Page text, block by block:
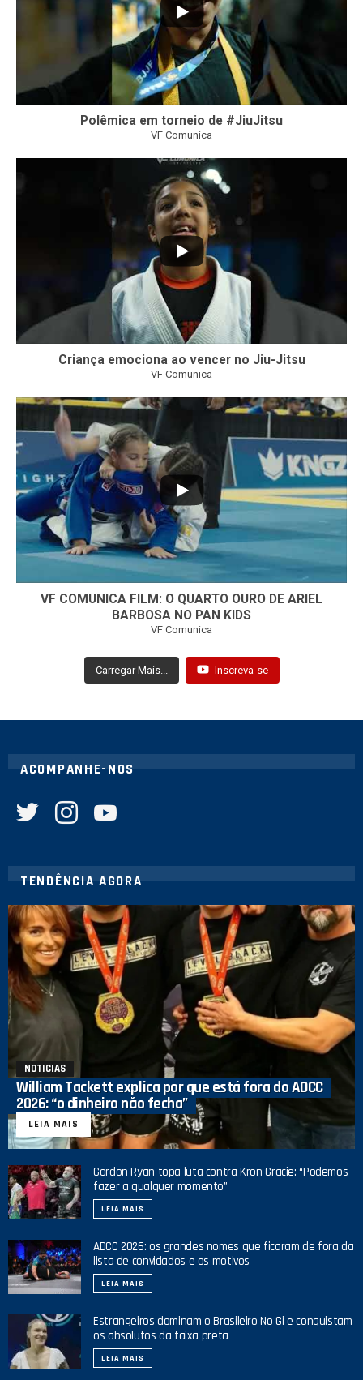
Polêmica em torneio de #JiuJitsu
VF Comunica
Criança emociona ao vencer no Jiu-Jitsu
VF Comunica
...
VF COMUNICA FILM: O QUARTO OURO DE ARIEL
BARBOSA NO PAN KIDS
VF Comunica
Carregar Mais... Inscreva-se
ACOMPANHE-NOS
TENDÊNCIA AGORA
NOTICIAS
William Tackett explica por que está fora do ADCC
2026: “o dinheiro não fecha”
LEIA MAIS
Gordon Ryan topa luta contra Kron Gracie: “Podemos
fazer a qualquer momento”
LEIA MAIS
ADCC 2026: os grandes nomes que ficaram de fora da
lista de convidados e os motivos
LEIA MAIS
Estrangeiros dominam o Brasileiro No Gi e conquistam
os absolutos da faixa-preta
LEIA MAIS